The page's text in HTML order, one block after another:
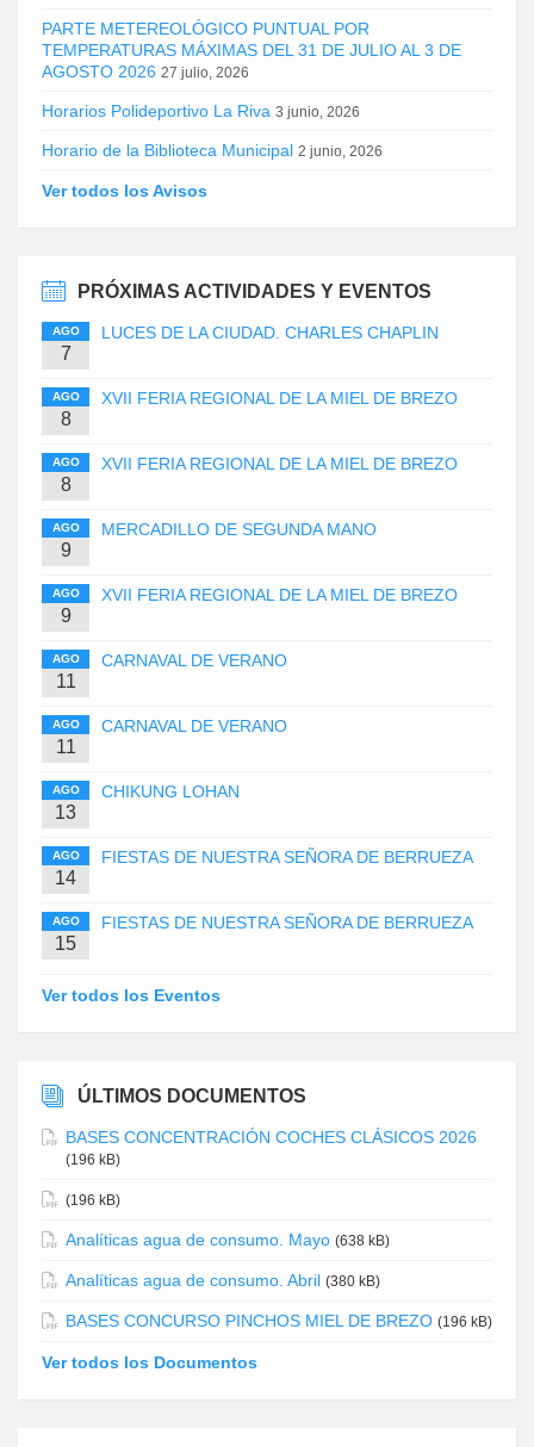
PARTE METEREOLÓGICO PUNTUAL POR
TEMPERATURAS MÁXIMAS DEL 31 DE JULIO AL 3 DE
AGOSTO 2026 27 julio, 2026
Horarios Polideportivo La Riva 3 junio, 2026
Horario de la Biblioteca Municipal 2 junio, 2026
Ver todos los Avisos
PRÓXIMAS ACTIVIDADES Y EVENTOS
AGO
7
LUCES DE LA CIUDAD. CHARLES CHAPLIN
AGO
8
XVII FERIA REGIONAL DE LA MIEL DE BREZO
AGO
8
XVII FERIA REGIONAL DE LA MIEL DE BREZO
AGO
9
MERCADILLO DE SEGUNDA MANO
AGO
9
XVII FERIA REGIONAL DE LA MIEL DE BREZO
AGO
11
CARNAVAL DE VERANO
AGO
11
CARNAVAL DE VERANO
AGO
13
CHIKUNG LOHAN
AGO
14
FIESTAS DE NUESTRA SEÑORA DE BERRUEZA
AGO
15
FIESTAS DE NUESTRA SEÑORA DE BERRUEZA
Ver todos los Eventos
ÚLTIMOS DOCUMENTOS
BASES CONCENTRACIÓN COCHES CLÁSICOS 2026
(196 kB)
(196 kB)
Analíticas agua de consumo. Mayo (638 kB)
Analíticas agua de consumo. Abril (380 kB)
BASES CONCURSO PINCHOS MIEL DE BREZO (196 kB)
Ver todos los Documentos